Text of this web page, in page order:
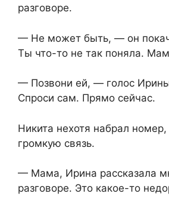
разговоре.
— Не может быть, — он
Ты что-то не так поняла.
— Позвони ей, — голос
Спроси сам. Прямо сейчас.
Никита нехотя набрал
громкую связь.
— Мама, Ирина рассказала
разговоре. Это какое-то